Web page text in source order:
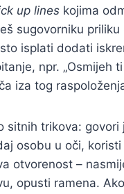
up lines kojima
sugovorniku
isplati dodati
npr. „Osmijeh
iza tog
sitnih trikova: govori
osobu u oči,
otvorenost –
opusti ramena.